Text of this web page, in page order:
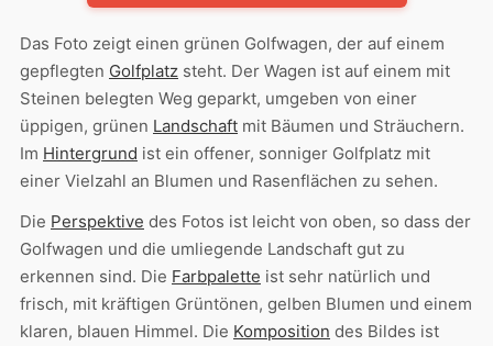
Das Foto zeigt einen grünen Golfwagen, der auf einem
gepflegten Golfplatz steht. Der Wagen ist auf einem mit
Steinen belegten Weg geparkt, umgeben von einer
üppigen, grünen Landschaft mit Bäumen und Sträuchern.
Im Hintergrund ist ein offener, sonniger Golfplatz mit
einer Vielzahl an Blumen und Rasenflächen zu sehen.
Die Perspektive des Fotos ist leicht von oben, so dass der
Golfwagen und die umliegende Landschaft gut zu
erkennen sind. Die Farbpalette ist sehr natürlich und
frisch, mit kräftigen Grüntönen, gelben Blumen und einem
klaren, blauen Himmel. Die Komposition des Bildes ist